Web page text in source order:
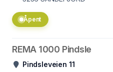
Åpent
REMA 1000 Pindsle
Pindsleveien 11